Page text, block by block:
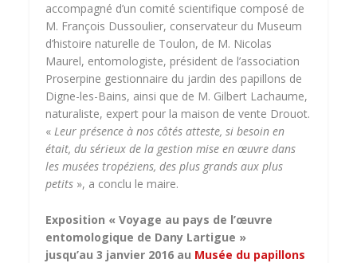
accompagné d’un comité scientifique composé de
M. François Dussoulier, conservateur du Museum
d’histoire naturelle de Toulon, de M. Nicolas
Maurel, entomologiste, président de l’association
Proserpine gestionnaire du jardin des papillons de
Digne-les-Bains, ainsi que de M. Gilbert Lachaume,
naturaliste, expert pour la maison de vente Drouot.
«Leur présence à nos côtés atteste, si besoin en
était, du sérieux de la gestion mise en œuvre dans
les musées tropéziens, des plus grands aux plus
petits », a conclu le maire.
Exposition « Voyage au pays de l’œuvre
entomologique de Dany Lartigue »
jusqu’au 3 janvier 2016 au Musée du papillons